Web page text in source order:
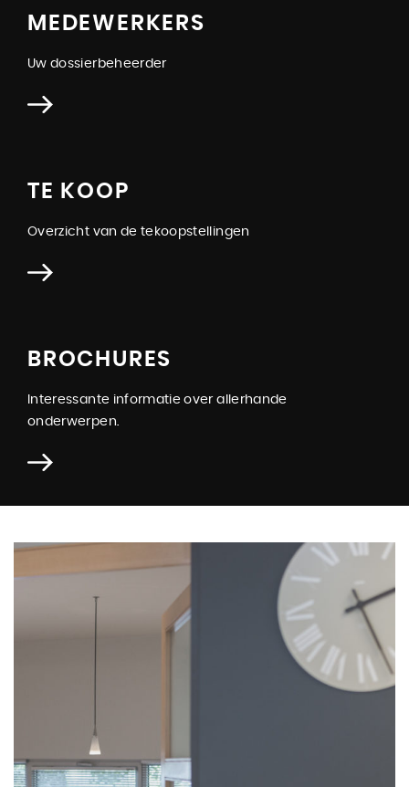
MEDEWERKERS
Uw dossierbeheerder
TE KOOP
Overzicht van de tekoopstellingen
BROCHURES
Interessante informatie over allerhande
onderwerpen.